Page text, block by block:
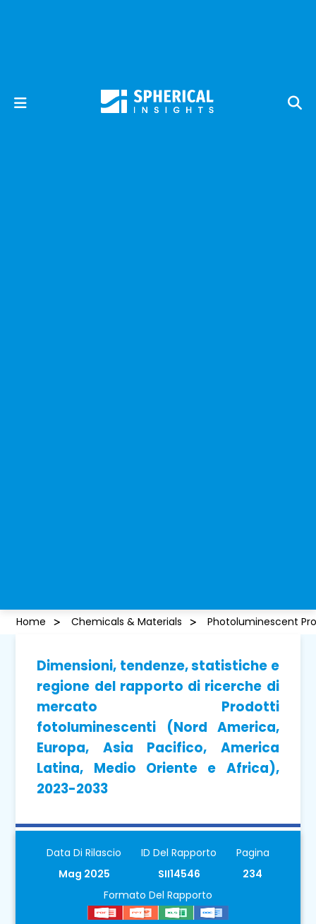
Home Chemicals & Materials Photoluminescent
Dimensioni, tendenze, statistiche e
regione del rapporto di ricerche di
mercato Prodotti
fotoluminescenti (Nord America,
Europa, Asia Pacifico, America
Latina, Medio Oriente e Africa),
2023-2033
Data Di Rilascio
Mag 2025
ID Del Rapporto
SII14546
Pagina
234
Formato Del Rapporto